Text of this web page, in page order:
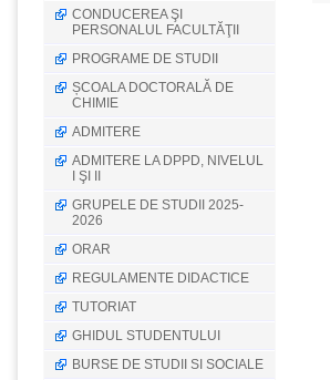
CONDUCEREA ŞI
PERSONALUL FACULTĂŢII
PROGRAME DE STUDII
ȘCOALA DOCTORALĂ DE
CHIMIE
ADMITERE
ADMITERE LA DPPD, NIVELUL
I ŞI II
GRUPELE DE STUDII 2025-
2026
ORAR
REGULAMENTE DIDACTICE
TUTORIAT
GHIDUL STUDENTULUI
BURSE DE STUDII SI SOCIALE